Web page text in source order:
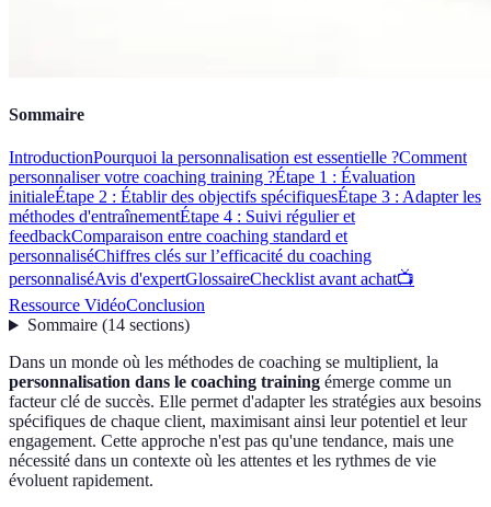
Sommaire
IntroductionPourquoi la personnalisation est essentielle ?Comment
personnaliser votre coaching training ?Étape 1 : Évaluation
initialeÉtape 2 : Établir des objectifs spécifiquesÉtape 3 : Adapter les
méthodes d'entraînementÉtape 4 : Suivi régulier et
feedbackComparaison entre coaching standard et
personnaliséChiffres clés sur l’efficacité du coaching
personnaliséAvis d'expertGlossaireChecklist avant achat📺
Ressource VidéoConclusion
Sommaire(14 sections)
Dans un monde où les méthodes de coaching se multiplient, la
personnalisation dans le coaching training émerge comme un
facteur clé de succès. Elle permet d'adapter les stratégies aux besoins
spécifiques de chaque client, maximisant ainsi leur potentiel et leur
engagement. Cette approche n'est pas qu'une tendance, mais une
nécessité dans un contexte où les attentes et les rythmes de vie
évoluent rapidement.